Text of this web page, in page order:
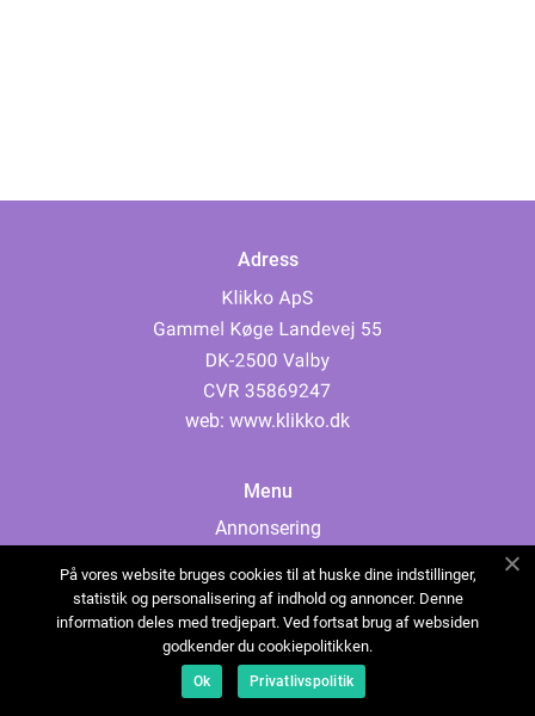
Adress
web: www.klikko.dk
Menu
Annonsering
Cookies
Kontakta oss
Sitemap
På vores website bruges cookies til at huske dine indstillinger,
statistik og personalisering af indhold og annoncer. Denne
information deles med tredjepart. Ved fortsat brug af websiden
godkender du cookiepolitikken.
Ok Privatlivspolitik